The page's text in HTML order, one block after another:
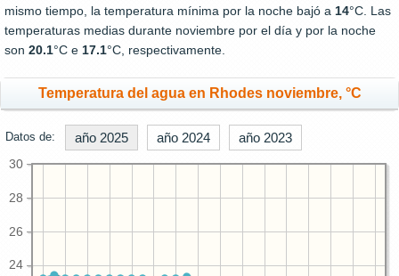
mismo tiempo, la temperatura mínima por la noche bajó a 14°C. Las
temperaturas medias durante noviembre por el día y por la noche
son 20.1°C e 17.1°C, respectivamente.
Temperatura del agua en Rhodes noviembre, °C
Datos de: año 2025 año 2024 año 2023
24
26
28
30